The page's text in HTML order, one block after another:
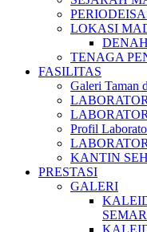
LOKASI
TENAGA
FASILITAS
Galeri Taman
Profil
KANTIN
PRESTASI
GALERI